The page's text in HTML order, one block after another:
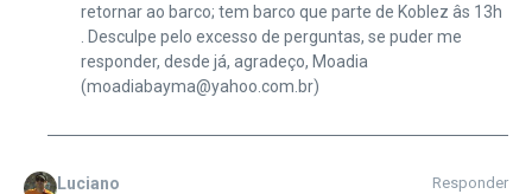
retornar ao barco; tem barco que parte de Koblez âs 13h
. Desculpe pelo excesso de perguntas, se puder me
responder, desde já, agradeço, Moadia
(moadiabayma@yahoo.com.br)
Luciano Responder